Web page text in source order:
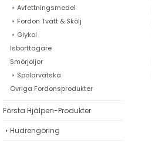
Avfettningsmedel
Fordon Tvätt & Skölj
Glykol
Isborttagare
Smörjoljor
Spolarvätska
Övriga Fordonsprodukter
Första Hjälpen-Produkter
Hudrengöring